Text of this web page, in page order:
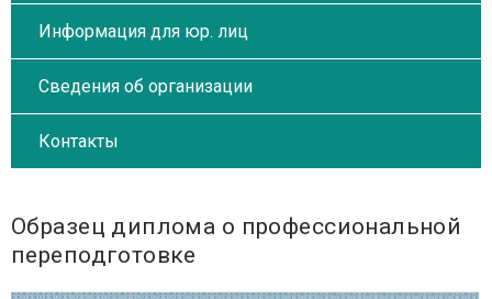
Информация для юр. лиц
Сведения об организации
Контакты
Образец диплома о профессиональной
переподготовке